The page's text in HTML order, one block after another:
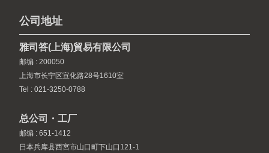
公司地址
雅司答(上海)貿易有限公司
邮编 : 200050
上海市长宁区宣化路28号1610室
Tel : 021-3250-0788
总公司・工厂
邮编 : 651-1412
日本兵库县西宮市山口町下山口121-1